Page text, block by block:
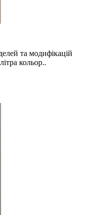
та модифікацій
кольор..